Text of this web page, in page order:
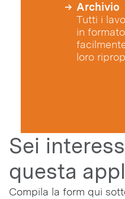
Archivio
Tutti i
in
loro
Sei
questa
Compila la form qui